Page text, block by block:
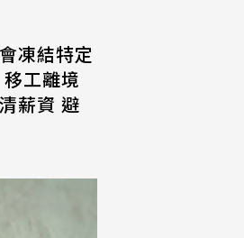
凍結特定
工離境
薪資 避